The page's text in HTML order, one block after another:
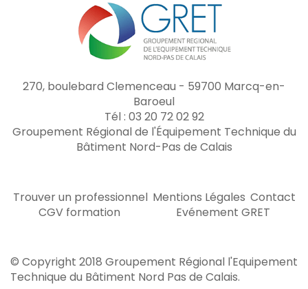
270, boulebard Clemenceau - 59700 Marcq-en-
Baroeul
Tél : 03 20 72 02 92
Groupement Régional de l'Équipement Technique du
Bâtiment Nord-Pas de Calais
Trouver un professionnel Mentions Légales Contact
CGV formation
Evénement GRET
© Copyright 2018 Groupement Régional l'Equipement
Technique du Bâtiment Nord Pas de Calais.